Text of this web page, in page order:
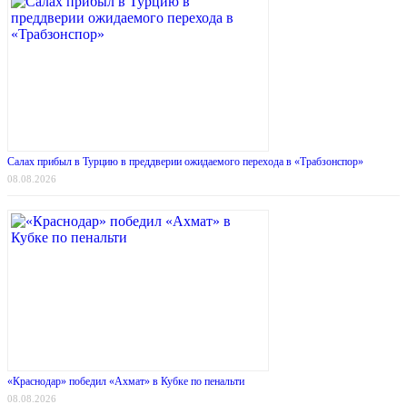
Салах прибыл в Турцию в преддверии ожидаемого перехода в «Трабзонспор»
08.08.2026
«Краснодар» победил «Ахмат» в Кубке по пенальти
08.08.2026